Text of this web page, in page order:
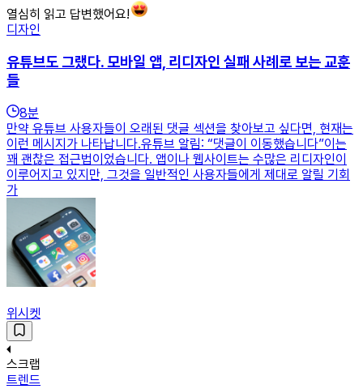
열심히 읽고 답변했어요!
디자인
유튜브도 그랬다. 모바일 앱, 리디자인 실패 사례로 보는 교훈
들
8분
만약 유튜브 사용자들이 오래된 댓글 섹션을 찾아보고 싶다면, 현재는
이런 메시지가 나타납니다.유튜브 알림: “댓글이 이동했습니다”​이는
꽤 괜찮은 접근법이었습니다. 앱이나 웹사이트는 수많은 리디자인이
이루어지고 있지만, 그것을 일반적인 사용자들에게 제대로 알릴 기회
가
위시켓
스크랩
트렌드